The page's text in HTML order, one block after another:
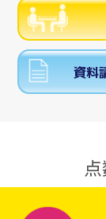
資料